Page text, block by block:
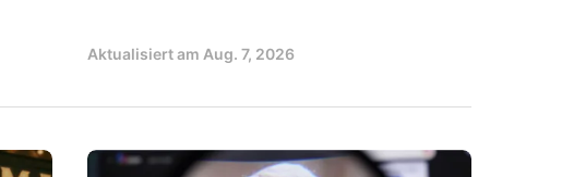
Aktualisiert am Aug. 7, 2026